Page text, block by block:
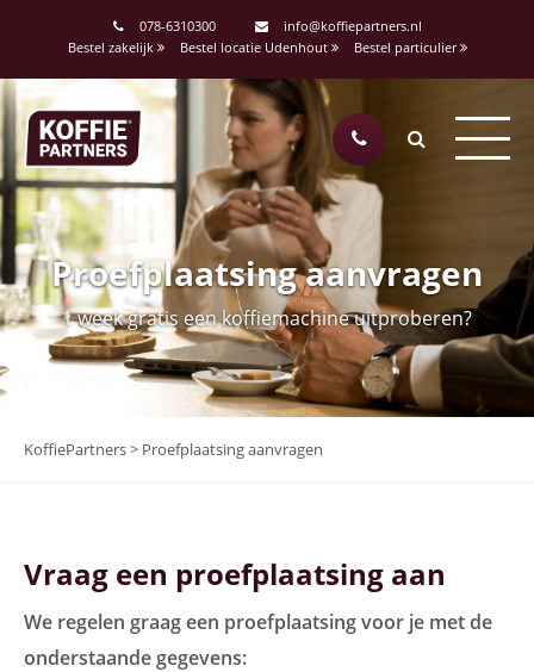
078-6310300
info@koffiepartners.nl
Bestel zakelijk
Bestel locatie Udenhout Bestel particulier
Proefplaatsing aanvragen
1 week gratis een koffiemachine uitproberen?
KoffiePartners> Proefplaatsing aanvragen
Vraag een proefplaatsing aan
We regelen graag een proefplaatsing voor je met de
onderstaande gegevens: